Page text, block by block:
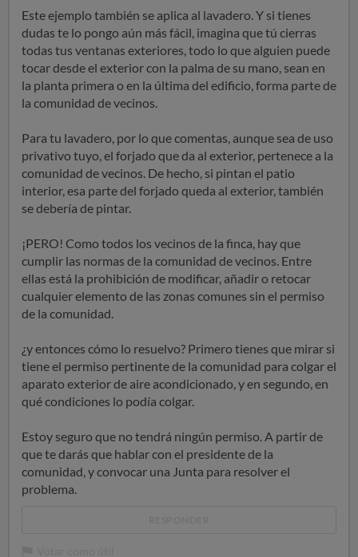
Este ejemplo también se aplica al lavadero. Y si tienes
dudas te lo pongo aún más fácil, imagina que tú cierras
todas tus ventanas exteriores, todo lo que alguien puede
tocar desde el exterior con la palma de su mano, sean en
la planta primera o en la última del edificio, forma parte de
la comunidad de vecinos.
Para tu lavadero, por lo que comentas, aunque sea de uso
privativo tuyo, el forjado que da al exterior, pertenece a la
comunidad de vecinos. De hecho, si pintan el patio
interior, esa parte del forjado queda al exterior, también
se debería de pintar.
¡PERO! Como todos los vecinos de la finca, hay que
cumplir las normas de la comunidad de vecinos. Entre
ellas está la prohibición de modificar, añadir o retocar
cualquier elemento de las zonas comunes sin el permiso
de la comunidad.
¿y entonces cómo lo resuelvo? Primero tienes que mirar si
tiene el permiso pertinente de la comunidad para colgar el
aparato exterior de aire acondicionado, y en segundo, en
qué condiciones lo podía colgar.
Estoy seguro que no tendrá ningún permiso. A partir de
que te darás que hablar con el presidente de la
comunidad, y convocar una Junta para resolver el
problema.